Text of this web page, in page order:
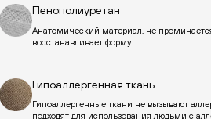
Пенополиуретан
Анатомический материал, не
восстанавливает форму.
Гипоаллергенная ткань
Гипоаллергенные ткани не вызывают
подходят для использования людьми с